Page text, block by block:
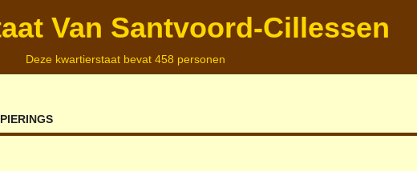
Van Santvoord-Cillessen
Deze kwartierstaat bevat 458 personen